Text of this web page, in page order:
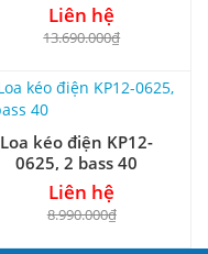
Liên hệ
13.690.000₫
Loa kéo điện KP12-
0625, 2 bass 40
Liên hệ
8.990.000₫